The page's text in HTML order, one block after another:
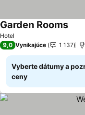
Hotel
Garden Rooms
9,0 Vynikajúce 1 137
Vyberte dátumy a
ceny